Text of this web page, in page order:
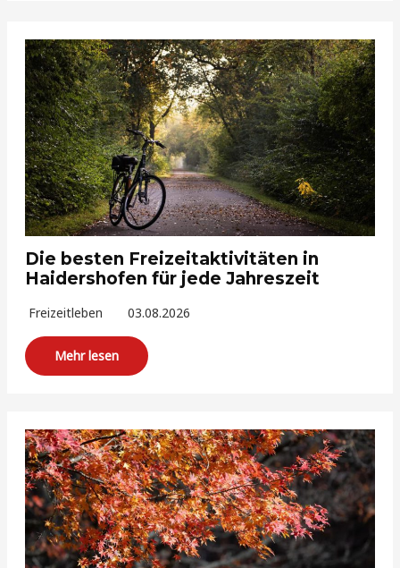
Die besten Freizeitaktivitäten in
Haidershofen für jede Jahreszeit
Freizeitleben 03.08.2026
Mehr lesen